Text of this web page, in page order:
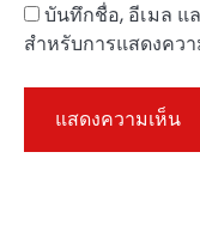
บันทึกชื่อ, อีเมล แ
สำหรับการแสดงคว